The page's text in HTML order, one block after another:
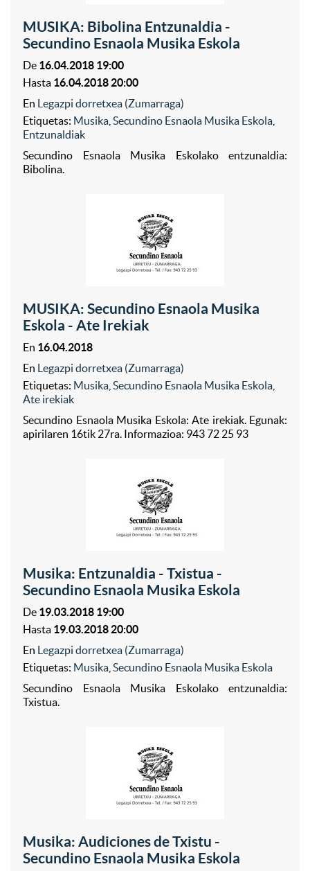
MUSIKA: Bibolina Entzunaldia -
Secundino Esnaola Musika Eskola
De 16.04.2018 19:00
Hasta 16.04.2018 20:00
En Legazpi dorretxea (Zumarraga)
Etiquetas: Musika Secundino Esnaola Musika Eskola
Entzunaldiak
Secundino Esnaola Musika Eskolako entzunaldia:
Bibolina.
MUSIKA: Secundino Esnaola Musika
Eskola - Ate Irekiak
En 16.04.2018
En Legazpi dorretxea (Zumarraga)
Etiquetas: Musika Secundino Esnaola Musika Eskola
Ate irekiak
Secundino Esnaola Musika Eskola: Ate irekiak. Egunak:
apirilaren 16tik 27ra. Informazioa: 943 72 25 93
Musika: Entzunaldia - Txistua -
Secundino Esnaola Musika Eskola
De 19.03.2018 19:00
Hasta 19.03.2018 20:00
En Legazpi dorretxea (Zumarraga)
Etiquetas: Musika Secundino Esnaola Musika Eskola
Secundino Esnaola Musika Eskolako entzunaldia:
Txistua.
Musika: Audiciones de Txistu -
Secundino Esnaola Musika Eskola